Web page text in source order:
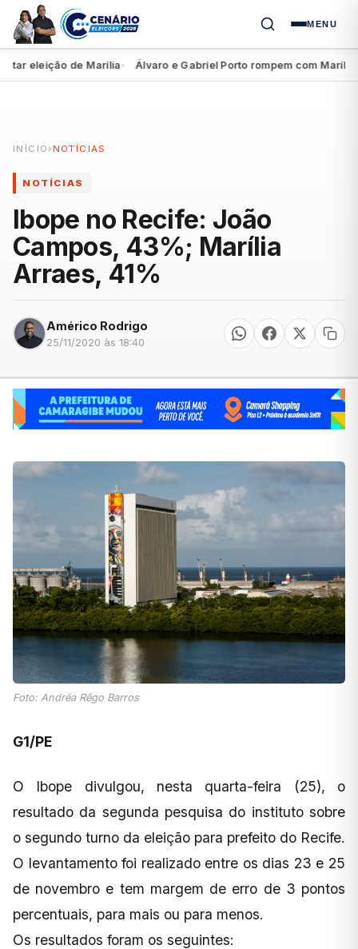
MENU
de Marília ● Álvaro e Gabriel Porto rompem com Marília
INÍCIO › NOTÍCIAS
NOTÍCIAS
Ibope no Recife: João
Campos, 43%; Marília
Arraes, 41%
Américo Rodrigo
25/11/2020 às 18:40
Foto: Andréa Rêgo Barros
G1/PE
O Ibope divulgou, nesta quarta-feira (25), o
resultado da segunda pesquisa do instituto sobre
o segundo turno da eleição para prefeito do Recife.
O levantamento foi realizado entre os dias 23 e 25
de novembro e tem margem de erro de 3 pontos
percentuais, para mais ou para menos.
Os resultados foram os seguintes: